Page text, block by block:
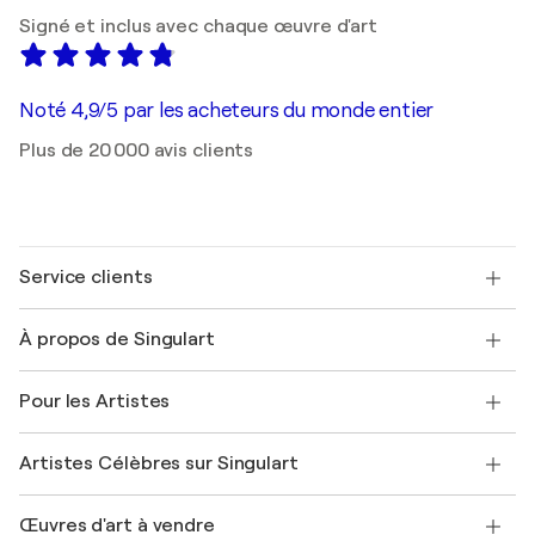
Signé et inclus avec chaque œuvre d'art
Noté 4,9/5 par les acheteurs du monde entier
Plus de 20 000 avis clients
Service clients
Expédition
Offrir une carte cadeau
Rejoignez notre programme commercial
Mon compte
+33 1 76 44 06 42
À propos de Singulart
FAQ
Magazine Singulart
Emplois
Découvrez une sélection d'art original
Pour les Artistes
Se connecter en tant qu'Artiste
Artistes Célèbres sur Singulart
Marc Chagall
Œuvres d'art à vendre